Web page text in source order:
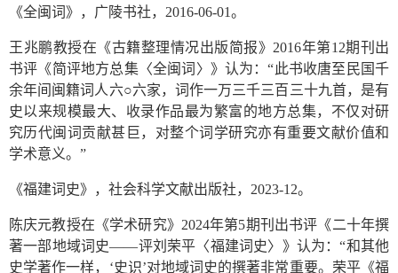
《全闽词》，广陵书社，2016-06-01。
王兆鹏教授在《古籍整理情况出版简报》2016年第12期刊出
书评《简评地方总集〈全闽词〉》认为：“此书收唐至民国千
余年间闽籍词人六○六家，词作一万三千三百三十九首，是有
史以来规模最大、收录作品最为繁富的地方总集，不仅对研
究历代闽词贡献甚巨，对整个词学研究亦有重要文献价值和
学术意义。”
《福建词史》，社会科学文献出版社，2023-12。
陈庆元教授在《学术研究》2024年第5期刊出书评《二十年撰
著一部地域词史——评刘荣平〈福建词史〉》认为：“和其他
史学著作一样，‘史识’对地域词史的撰著非常重要。荣平《福